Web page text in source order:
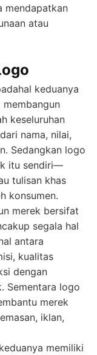
mendapatkan
atau
keduanya
keseluruhan
nama, nilai,
Sedangkan logo
itu sendiri—
tulisan khas
konsumen.
merek bersifat
segala hal
antara
kualitas
dengan
Sementara logo
merek
iklan,
memiliki